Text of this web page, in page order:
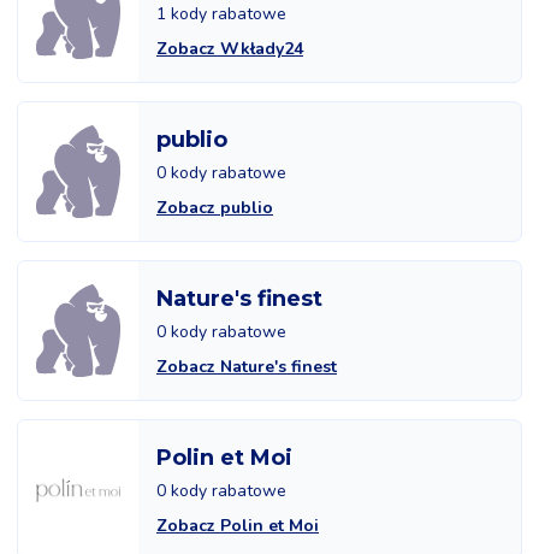
1 kody rabatowe
Zobacz Wkłady24
publio
0 kody rabatowe
Zobacz publio
Nature's finest
0 kody rabatowe
Zobacz Nature's finest
Polin et Moi
0 kody rabatowe
Zobacz Polin et Moi